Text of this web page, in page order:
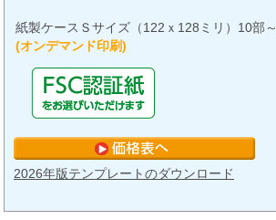
紙製ケースＳサイズ（122ｘ128ミリ）10部～
(オンデマンド印刷)
2026年版テンプレートのダウンロード